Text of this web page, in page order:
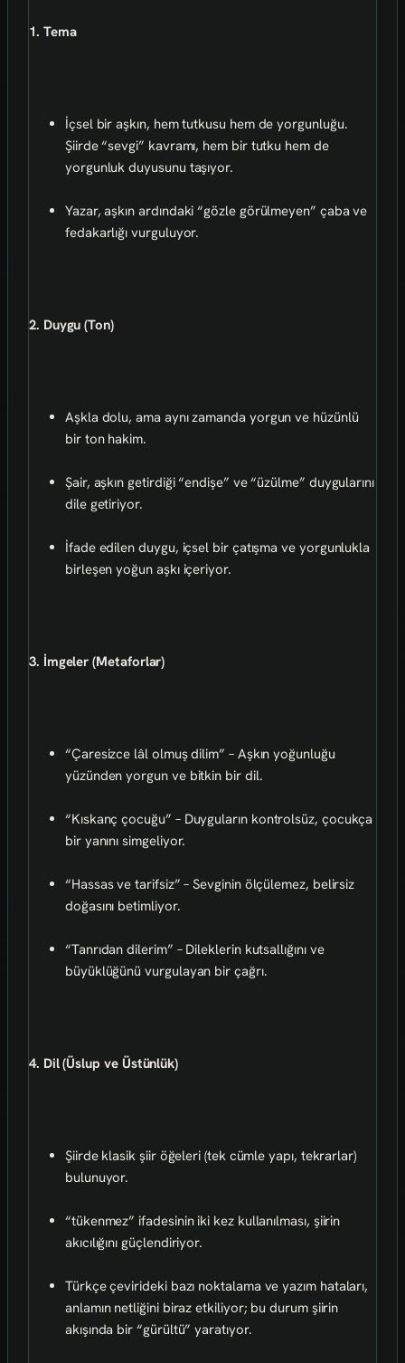
1. Tema
İçsel bir aşkın, hem tutkusu hem de yorgunluğu.
Şiirde “sevgi” kavramı, hem bir tutku hem de
yorgunluk duyusunu taşıyor.
Yazar, aşkın ardındaki “gözle görülmeyen” çaba ve
fedakarlığı vurguluyor.
2. Duygu (Ton)
Aşkla dolu, ama aynı zamanda yorgun ve hüzünlü
bir ton hakim.
Şair, aşkın getirdiği “endişe” ve “üzülme” duygularını
dile getiriyor.
İfade edilen duygu, içsel bir çatışma ve yorgunlukla
birleşen yoğun aşkı içeriyor.
3. İmgeler (Metaforlar)
“Çaresizce lâl olmuş dilim” – Aşkın yoğunluğu
yüzünden yorgun ve bitkin bir dil.
“Kıskanç çocuğu” – Duyguların kontrolsüz, çocukça
bir yanını simgeliyor.
“Hassas ve tarifsiz” – Sevginin ölçülemez, belirsiz
doğasını betimliyor.
“Tanrıdan dilerim” – Dileklerin kutsallığını ve
büyüklüğünü vurgulayan bir çağrı.
4. Dil (Üslup ve Üstünlük)
Şiirde klasik şiir öğeleri (tek cümle yapı, tekrarlar)
bulunuyor.
“tükenmez” ifadesinin iki kez kullanılması, şiirin
akıcılığını güçlendiriyor.
Türkçe çevirideki bazı noktalama ve yazım hataları,
anlamın netliğini biraz etkiliyor; bu durum şiirin
akışında bir “gürültü” yaratıyor.